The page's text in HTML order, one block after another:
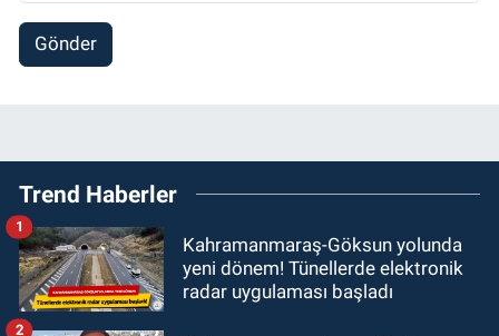
Gönder
Trend Haberler
Kahramanmaraş-Göksun yolunda
yeni dönem! Tünellerde elektronik
radar uygulaması başladı
1
2